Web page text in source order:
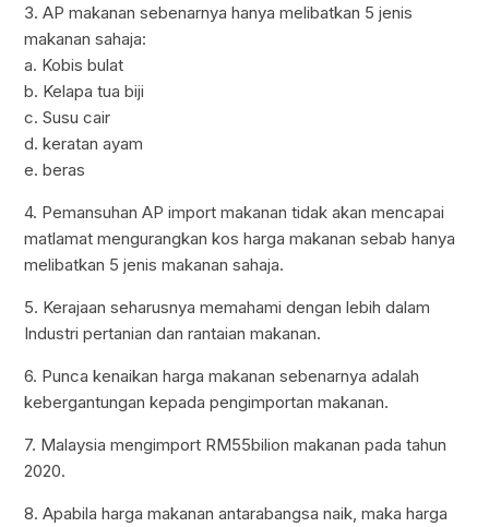
3. AP makanan sebenarnya hanya melibatkan 5 jenis
makanan sahaja:
a. Kobis bulat
b. Kelapa tua biji
c. Susu cair
d. keratan ayam
e. beras
4. Pemansuhan AP import makanan tidak akan mencapai
matlamat mengurangkan kos harga makanan sebab hanya
melibatkan 5 jenis makanan sahaja.
5. Kerajaan seharusnya memahami dengan lebih dalam
Industri pertanian dan rantaian makanan.
6. Punca kenaikan harga makanan sebenarnya adalah
kebergantungan kepada pengimportan makanan.
7. Malaysia mengimport RM55bilion makanan pada tahun
2020.
8. Apabila harga makanan antarabangsa naik, maka harga